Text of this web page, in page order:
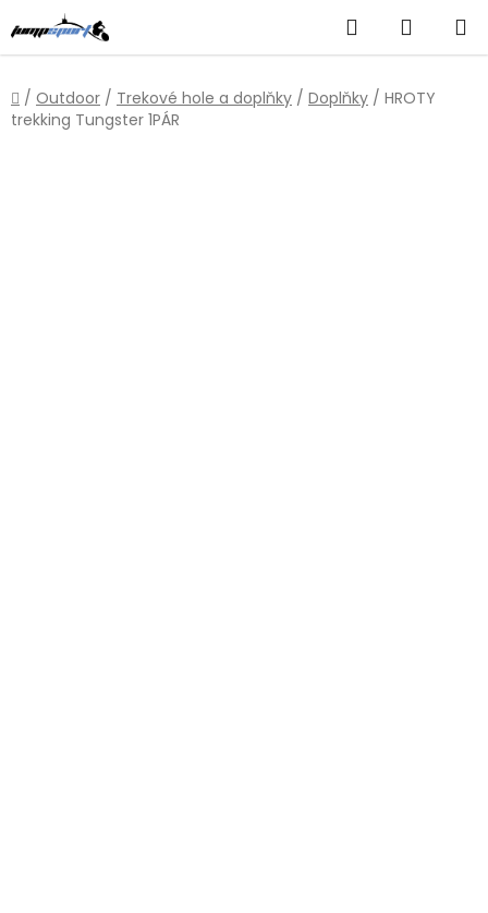
na
obsah
Hledat
KOŠÍK
Domů
/ Outdoor / Trekové hole a doplňky / Doplňky / HROTY
trekking Tungster 1PÁR